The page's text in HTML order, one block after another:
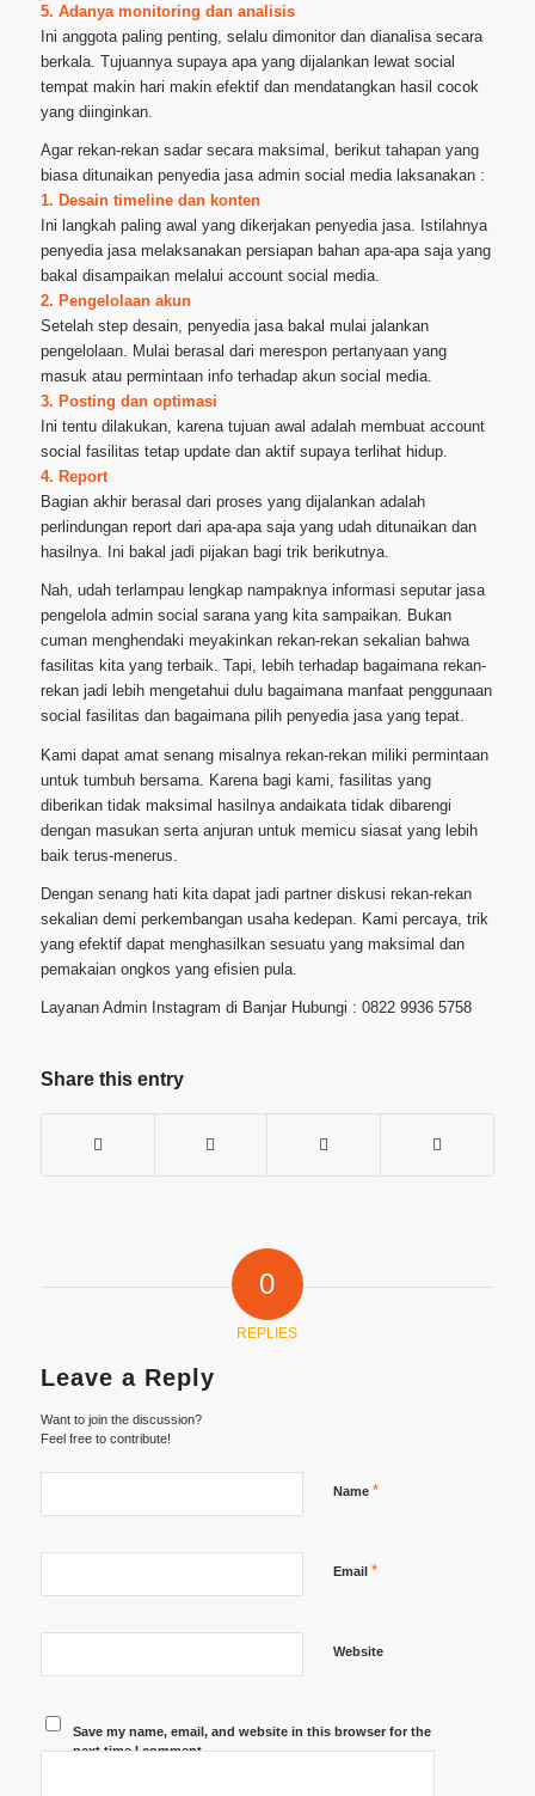
5. Adanya monitoring dan analisis
Ini anggota paling penting, selalu dimonitor dan dianalisa secara
berkala. Tujuannya supaya apa yang dijalankan lewat social
tempat makin hari makin efektif dan mendatangkan hasil cocok
yang diinginkan.
Agar rekan-rekan sadar secara maksimal, berikut tahapan yang
biasa ditunaikan penyedia jasa admin social media laksanakan :
1. Desain timeline dan konten
Ini langkah paling awal yang dikerjakan penyedia jasa. Istilahnya
penyedia jasa melaksanakan persiapan bahan apa-apa saja yang
bakal disampaikan melalui account social media.
2. Pengelolaan akun
Setelah step desain, penyedia jasa bakal mulai jalankan
pengelolaan. Mulai berasal dari merespon pertanyaan yang
masuk atau permintaan info terhadap akun social media.
3. Posting dan optimasi
Ini tentu dilakukan, karena tujuan awal adalah membuat account
social fasilitas tetap update dan aktif supaya terlihat hidup.
4. Report
Bagian akhir berasal dari proses yang dijalankan adalah
perlindungan report dari apa-apa saja yang udah ditunaikan dan
hasilnya. Ini bakal jadi pijakan bagi trik berikutnya.
Nah, udah terlampau lengkap nampaknya informasi seputar jasa
pengelola admin social sarana yang kita sampaikan. Bukan
cuman menghendaki meyakinkan rekan-rekan sekalian bahwa
fasilitas kita yang terbaik. Tapi, lebih terhadap bagaimana rekan-
rekan jadi lebih mengetahui dulu bagaimana manfaat penggunaan
social fasilitas dan bagaimana pilih penyedia jasa yang tepat.
Kami dapat amat senang misalnya rekan-rekan miliki permintaan
untuk tumbuh bersama. Karena bagi kami, fasilitas yang
diberikan tidak maksimal hasilnya andaikata tidak dibarengi
dengan masukan serta anjuran untuk memicu siasat yang lebih
baik terus-menerus.
Dengan senang hati kita dapat jadi partner diskusi rekan-rekan
sekalian demi perkembangan usaha kedepan. Kami percaya, trik
yang efektif dapat menghasilkan sesuatu yang maksimal dan
pemakaian ongkos yang efisien pula.
Layanan Admin Instagram di Banjar Hubungi : 0822 9936 5758
Share this entry
0
REPLIES
Leave a Reply
Want to join the discussion?
Feel free to contribute!
Name *
Email *
Website
Save my name, email, and website in this browser for the
next time I comment.